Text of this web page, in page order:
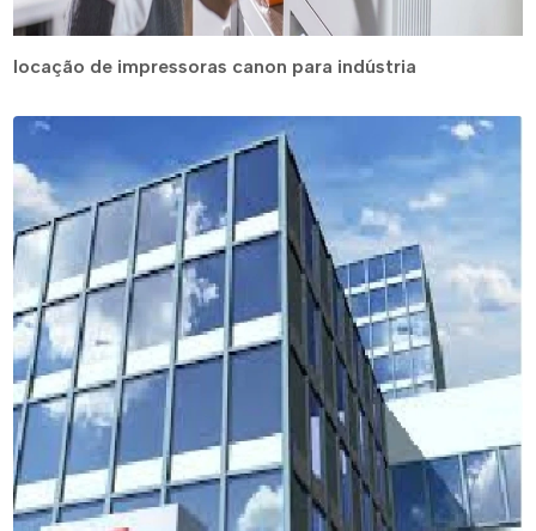
locação de impressoras canon para indústria